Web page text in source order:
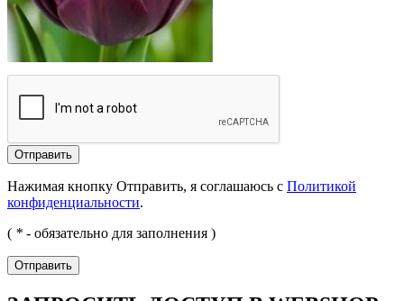
Отправить
Нажимая кнопку Отправить, я соглашаюсь с Политикой
конфиденциальности.
( * - обязательно для заполнения )
Отправить